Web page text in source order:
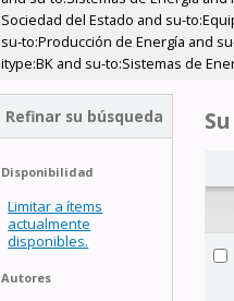
Sociedad del Estado and su-
su-to:Producción de Energía and
itype:BK and su-to:Sistemas de
Refinar su búsqueda
Disponibilidad
Limitar a ítems
actualmente
disponibles.
Autores